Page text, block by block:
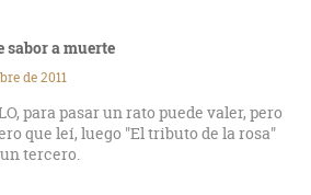
sabor a muerte
de 2011
para pasar un rato puede valer, pero
que leí, luego "El tributo de la rosa"
tercero.